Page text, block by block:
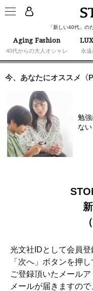
「新しい40代」の
Aging Fashion
40代からの大人オシャレ 永遠
今、あなたにオススメ〈
勉
な
光文社IDとして会員
「次へ」ボタンを押し
ご登録頂いたメール
メールが届きますの